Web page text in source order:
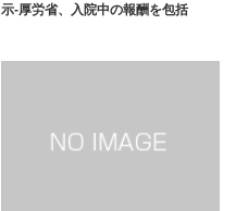
示-厚労省、入院中の報酬を包括